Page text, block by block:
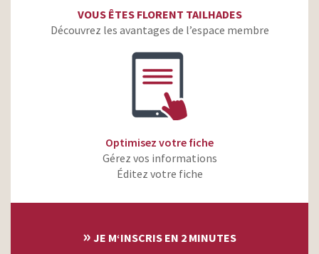
VOUS ÊTES FLORENT TAILHADES
Découvrez les avantages de l’espace membre
Optimisez votre fiche
Gérez vos informations
Éditez votre fiche
» JE M‘INSCRIS EN 2 MINUTES